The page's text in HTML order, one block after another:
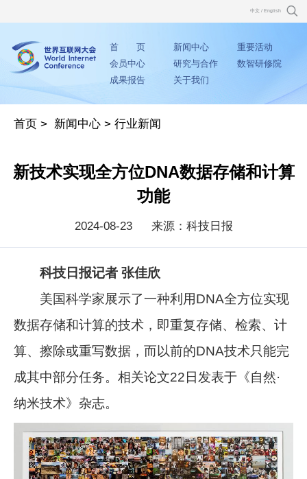
中文 / English
首 页 新闻中心
重要活动
会员中心
研究与合作
数智研修院
成果报告
关于我们
首页 > 新闻中心 >行业新闻
新技术实现全方位DNA数据存储和计算
功能
2024-08-23 来源：科技日报
科技日报记者 张佳欣
美国科学家展示了一种利用DNA全方位实现
数据存储和计算的技术，即重复存储、检索、计
算、擦除或重写数据，而以前的DNA技术只能完
成其中部分任务。相关论文22日发表于《自然·
纳米技术》杂志。